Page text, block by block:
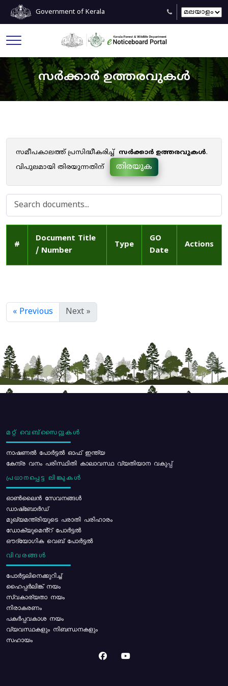
Government of Kerala
സർക്കാർ ഉത്തരവുകൾ
സമീപകാലത്ത് പ്രസിദ്ധീകരിച്ച് സർക്കാർ ഉത്തരവുകൾ.
വിപുലമായി തിരയുന്നതിന്
തിരയുക
#
Document Title
/ Number
Type
GO
Date
Actions
« Previous Next »
മറ്റ് വെബ്സൈറ്റുകൾ
നാഷണൽ പോർട്ടൽ ഓഫ് ഇന്ത്യ
കേന്ദ്ര വനം പരിസ്ഥിതി കാലാവസ്ഥ വ്യതിയാന വകുപ്പ്
പ്രധാനപ്പെട്ട ലിങ്കുകൾ
ഓൺലൈൻ സേവനങ്ങൾ
ഡാഷ്ബോർഡ്
മുഖ്യമന്ത്രിയുടെ പരാതി പരിഹാരം
ഡോക്യുമെൻ്റ് പോർട്ടൽ
ഔദ്യോഗിക വെബ് പോർട്ടൽ
വിവരങ്ങൾ
പോര്‍ട്ടലിനെക്കുറിച്ച്
ഹൈപ്പർലിങ്ക് നയം
സ്വകാര്യതാ നയം
നിരാകരണം
പകർപ്പവകാശ നയം
വ്യവസ്ഥകളും നിബന്ധനകളും
സഹായം